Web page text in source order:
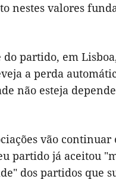
nestes valores
partido, em
a perda
não esteja
vão
partido já aceitou
dos partidos que